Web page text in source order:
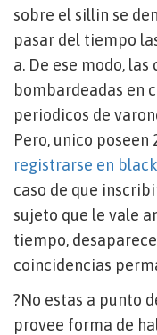
sobre el silli­n se
pasar del tiempo
a. De ese modo,
bombardeadas en
periodicos de
Pero, unico
registrarse en
caso de que
sujeto que le vale
tiempo,
coincidencias
?No estas a punto
provee forma de